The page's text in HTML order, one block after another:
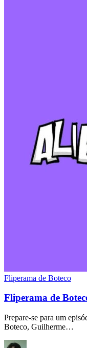
Fliperama de Boteco
Fliperama de
Prepare-se para um
Boteco, Guilherme…